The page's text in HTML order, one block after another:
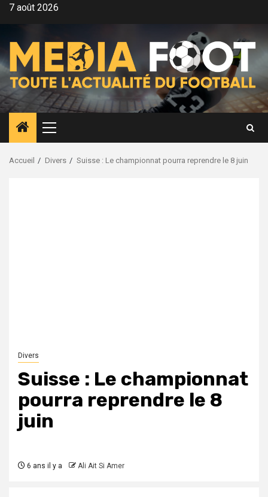
Aller7 août 2026
Menu
principal
Accueil Divers Suisse : Le championnat pourra reprendre le 8 juin
Divers
Suisse : Le championnat
pourra reprendre le 8
juin
6 ans il y a Ali Ait Si Amer